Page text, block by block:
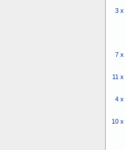
3 x
7 x
11 x
4 x
10 x